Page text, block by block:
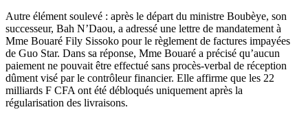
Autre élément soulevé : après le départ du ministre Boubèye, son
successeur, Bah N’Daou, a adressé une lettre de mandatement à
Mme Bouaré Fily Sissoko pour le règlement de factures impayées
de Guo Star. Dans sa réponse, Mme Bouaré a précisé qu’aucun
paiement ne pouvait être effectué sans procès-verbal de réception
dûment visé par le contrôleur financier. Elle affirme que les 22
milliards F CFA ont été débloqués uniquement après la
régularisation des livraisons.